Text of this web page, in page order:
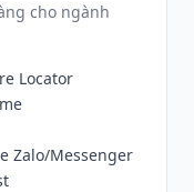
cho ngành
Locator
Zalo/Messenger